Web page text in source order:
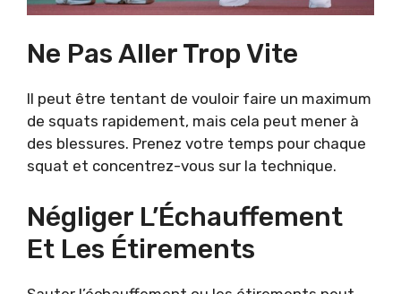
Ne Pas Aller Trop Vite
Il peut être tentant de vouloir faire un maximum
de squats rapidement, mais cela peut mener à
des blessures. Prenez votre temps pour chaque
squat et concentrez-vous sur la technique.
Négliger L’Échauffement
Et Les Étirements